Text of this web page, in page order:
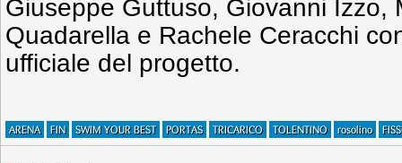
Giuseppe Guttuso, Giovanni Izzo,
Quadarella e Rachele Ceracchi
ufficiale del progetto.
ARENA FIN SWIM YOUR BEST PORTAS TRICARICO TOLENTINO rosolino